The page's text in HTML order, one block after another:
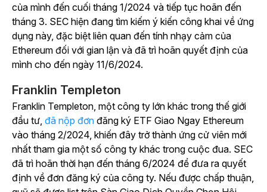
của mình đến cuối tháng 1/2024 và tiếp tục hoãn đến
tháng 3. SEC hiện đang tìm kiếm ý kiến công khai về ứng
dụng này, đặc biệt liên quan đến tính nhạy cảm của
Ethereum đối với gian lận và đã trì hoãn quyết định của
mình cho đến ngày 11/6/2024.
Franklin Templeton
Franklin Templeton, một công ty lớn khác trong thế giới
đầu tư, đã nộp đơn đăng ký ETF Giao Ngay Ethereum
vào tháng 2/2024, khiến đây trở thành ứng cử viên mới
nhất tham gia một số công ty khác trong cuộc đua. SEC
đã trì hoãn thời hạn đến tháng 6/2024 để đưa ra quyết
định về đơn đăng ký của công ty. Nếu được chấp thuận,